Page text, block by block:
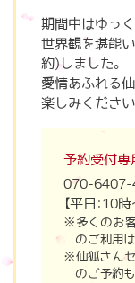
期間中はゆっ
世界観を堪能
約)しました。
愛情あふれる
楽しみください
予約受付専
070-
【平日：10
多くのお
のご利用
仙狐さん
のご予約